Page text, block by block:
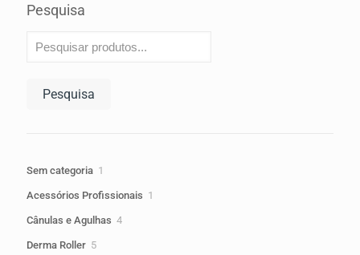
Pesquisa
Pesquisa
Sem categoria 1
Acessórios Profissionais 1
Cânulas e Agulhas 44
Derma Roller 55